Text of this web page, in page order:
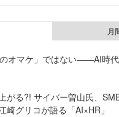
月
オマケ」ではない——AI時
がる?! サイバー曽山氏、
崎グリコが語る「AI×HR」